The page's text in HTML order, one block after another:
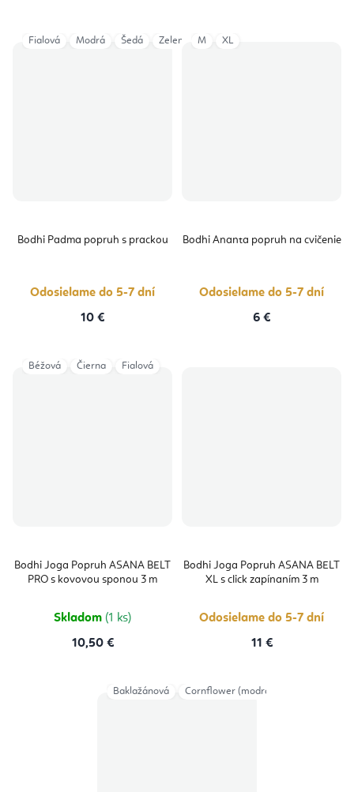
Bodhi Padma popruh s prackou
Odosielame do 5-7 dní
10 €
Fialová Modrá Šedá Zelená
Bodhi Ananta popruh na cvičenie
Odosielame do 5-7 dní
6 €
M XL
Bodhi Joga Popruh ASANA BELT
PRO s kovovou sponou 3 m
Skladom (1 ks)
10,50 €
Béžová Čierna Fialová
Bodhi Joga Popruh ASANA BELT
XL s click zapínaním 3 m
Odosielame do 5-7 dní
11 €
Baklažánová Cornflower (modrá)